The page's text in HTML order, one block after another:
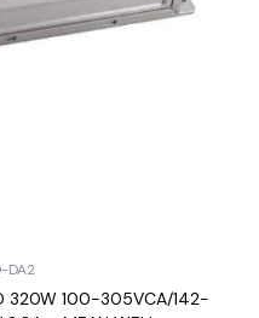
DA2
320W 100-305VCA/142-